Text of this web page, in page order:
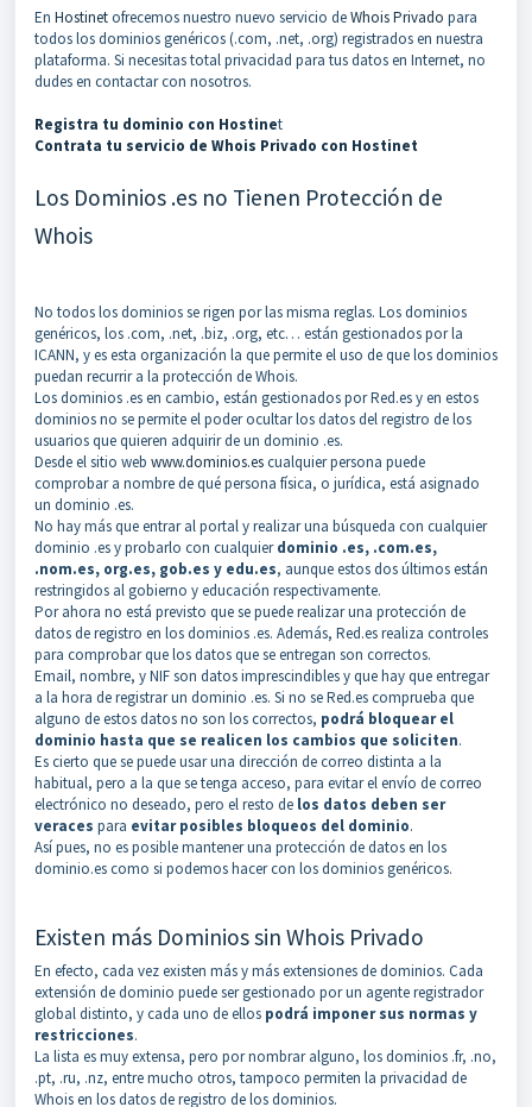
En Hostinetofrecemos nuestro nuevo servicio deWhois Privado para
todos los dominios genéricos (.com, .net, .org) registrados en nuestra
plataforma. Si necesitas total privacidad para tus datos en Internet, no
dudes en contactar con nosotros.
Registra tu dominio con Hostinet
Contrata tu servicio de Whois Privado con Hostinet
Los Dominios .es no Tienen Protección de
Whois
No todos los dominios se rigen por las misma reglas. Los dominios
genéricos, los .com, .net, .biz, .org, etc… están gestionados por la
ICANN, y es esta organización la que permite el uso de que los dominios
puedan recurrir a la protección de Whois.
Los dominios .es en cambio, están gestionados por Red.es y en estos
dominios no se permite el poder ocultar los datos del registro de los
usuarios que quieren adquirir de un dominio .es.
Desde el sitio web www.dominios.escualquier persona puede
comprobar a nombre de qué persona física, o jurídica, está asignado
un dominio .es.
No hay más que entrar al portal y realizar una búsqueda con cualquier
dominio .es y probarlo con cualquierdominio .es, .com.es,
.nom.es, org.es, gob.es y edu.es, aunque estos dos últimos están
restringidos al gobierno y educación respectivamente.
Por ahora no está previsto que se puede realizar una protección de
datos de registro en los dominios .es. Además, Red.es realiza controles
para comprobar que los datos que se entregan son correctos.
Email, nombre, y NIF son datos imprescindibles y que hay que entregar
a la hora de registrar un dominio .es. Si no se Red.es comprueba que
alguno de estos datos no son los correctos, podrá bloquear el
dominio hasta que se realicen los cambios que soliciten.
Es cierto que se puede usar una dirección de correo distinta a la
habitual, pero a la que se tenga acceso, para evitar el envío de correo
electrónico no deseado, pero el resto de los datos deben ser
veraces para evitar posibles bloqueos del dominio.
Así pues, no es posible mantener una protección de datos en los
dominio.es como si podemos hacer con los dominios genéricos.
Existen más Dominios sin Whois Privado
En efecto, cada vez existen más y más extensiones de dominios. Cada
extensión de dominio puede ser gestionado por un agente registrador
global distinto, y cada uno de ellos podrá imponer sus normas y
restricciones.
La lista es muy extensa, pero por nombrar alguno, los dominios .fr, .no,
.pt, .ru, .nz, entre mucho otros, tampoco permiten la privacidad de
Whois en los datos de registro de los dominios.